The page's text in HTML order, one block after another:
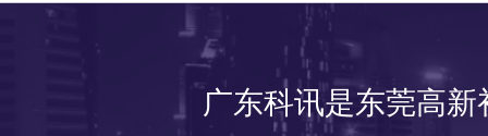
广东科讯是东莞高